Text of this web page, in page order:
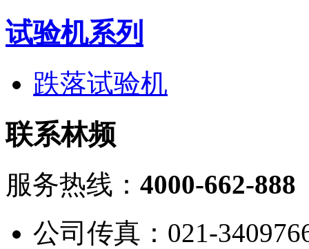
试验机系列
跌落试验机
联系林频
服务热线： 4000-662-888
公司传真：021-